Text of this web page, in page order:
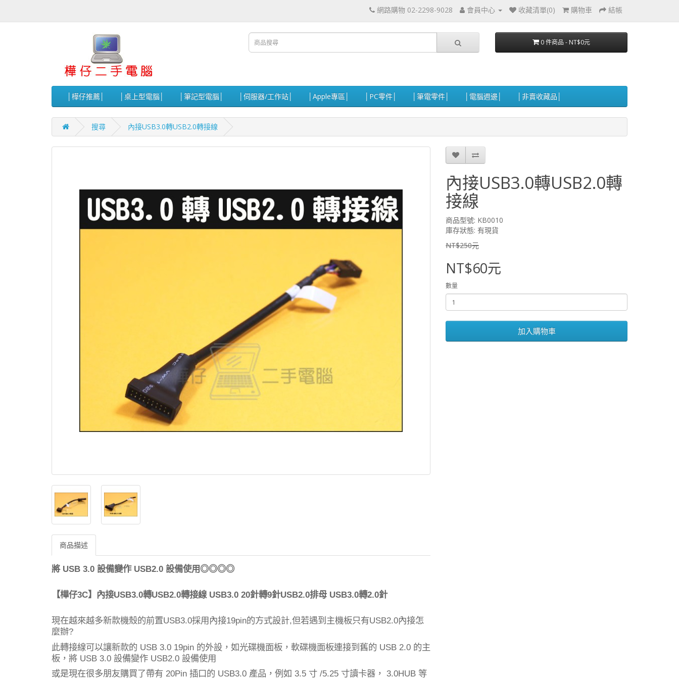
網路購物 02-2298-9028 會員中心 收藏清單(0) 購物車 結帳
0 件商品 - NT$0元
│樺仔推薦│ │桌上型電腦│ │筆記型電腦│ │伺服器/工作站│ │Apple專區│ │PC零件│ │筆電零件│ │電腦週邊│ │非賣收藏品│
搜尋 內接USB3.0轉USB2.0轉接線
商品描述
將USB 3.0 設備變作USB2.0 設備使用◎◎◎◎
【樺仔3C】內接USB3.0轉USB2.0轉接線 USB3.0 20針轉9針USB2.0排母 USB3.0轉2.0針
現在越來越多新款機殼的前置USB3.0採用內接19pin的方式設計,但若遇到主機板只有USB2.0內接怎
麼辦?
此轉接線可以讓新款的 USB 3.0 19pin 的外設，如光碟機面板，軟碟機面板連接到舊的 USB 2.0 的主
板，將 USB 3.0 設備變作 USB2.0 設備使用
或是現在很多朋友購買了帶有 20Pin 插口的 USB3.0 產品，例如 3.5 寸 /5.25 寸讀卡器， 3.0HUB 等
內接USB3.0轉USB2.0轉
接線
商品型號: KB0010
庫存狀態: 有現貨
NT$250元
NT$60元
數量
加入購物車